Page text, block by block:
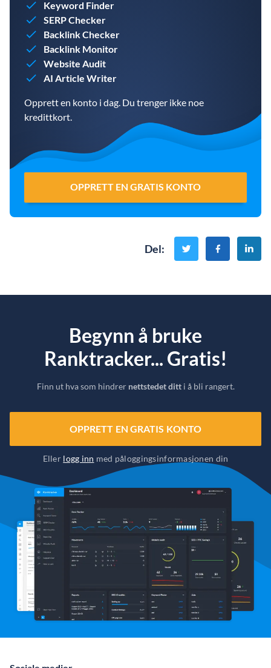
Keyword Finder
SERP Checker
Backlink Checker
Backlink Monitor
Website Audit
AI Article Writer
Opprett en konto i dag. Du trenger ikke noe
kredittkort.
OPPRETT EN GRATIS KONTO
Del:
Begynn å bruke
Ranktracker... Gratis!
Finn ut hva som hindrer nettstedet ditti å bli rangert.
OPPRETT EN GRATIS KONTO
Eller logg inn med påloggingsinformasjonen din